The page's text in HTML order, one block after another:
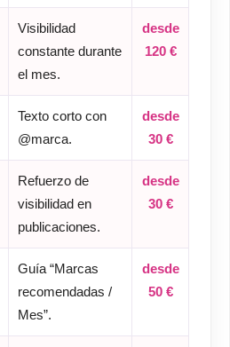
Visibilidad
constante durante
el mes.
desde
120 €
Texto corto con
@marca.
desde
30 €
Refuerzo de
visibilidad en
publicaciones.
desde
30 €
Guía “Marcas
recomendadas /
Mes”.
desde
50 €